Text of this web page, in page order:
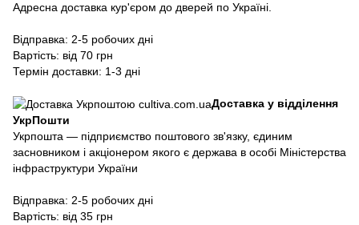
Адресна доставка кур'єром до дверей по Україні.
Відправка: 2-5 робочих дні
Вартість: від 70 грн
Термін доставки: 1-3 дні
Доставка у відділення
УкрПошти
Укрпошта — підприємство поштового зв'язку, єдиним
засновником і акціонером якого є держава в особі Міністерства
інфраструктури України
Відправка: 2-5 робочих дні
Вартість: від 35 грн